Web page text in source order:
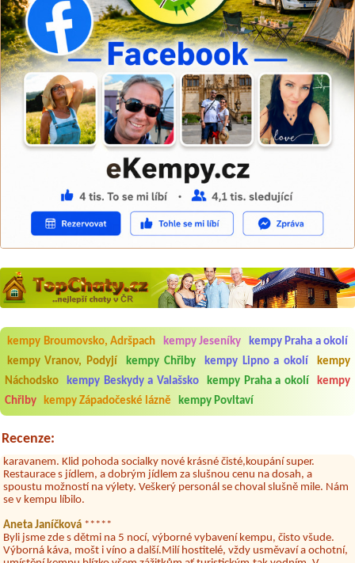
kempy Broumovsko, Adršpach kempy Jeseníky
kempy Praha a okolí
kempy Vranov, Podyjí
kempy Chřiby kempy Lipno a okolí
kempy
Náchodsko
kempy Beskydy a Valašsko kempy Praha a okolí
kempy
Chřiby
kempy Západočeské lázně kempy Povltaví
Recenze:
Byli jsme zde v týdnu od 25.7. do 1.8. 2026. Kemp jako takový je pěkný.
V umývárně i na WC bylo vždy čisto, doplněný papír i utěrky, což při
množství návštěvníků není samozřejmost. V kempu je obchod a
restaurace, kebab a další občerstvení. Co nás ale velice zklamalo byl
celodenní hluk z repráků u stanů a absolutní bezohlednost ostatních
hrála jiná hudba.Kemp pěkný, ale takový rámus jsme ještě nezažili...
Chtěli jsme být týden,byli jsme dva. Na začátku prázdnin. Přijeli jsme
karavanem. Klid pohoda socialky nové krásné čisté,koupání super.
Restaurace s jídlem, a dobrým jídlem za slušnou cenu na dosah, a
spoustu možností na výlety. Veškerý personál se choval slušně mile. Nám
se v kempu líbilo.
Aneta Janíčková *****
Byli jsme zde s dětmi na 5 nocí, výborné vybavení kempu, čisto všude.
Výborná káva, mošt i víno a další.Milí hostitelé, vždy usměvaví a ochotní,
umístění kempu blízko všem zážitkům ať turistickým,tak vodním. V